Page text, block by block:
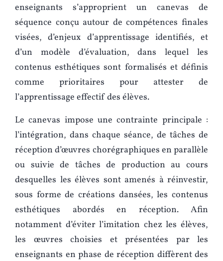
enseignants s’approprient un canevas de
séquence conçu autour de compétences finales
visées, d’enjeux d’apprentissage identifiés, et
d’un modèle d’évaluation, dans lequel les
contenus esthétiques sont formalisés et définis
comme prioritaires pour attester de
l’apprentissage effectif des élèves.
Le canevas impose une contrainte principale :
l’intégration, dans chaque séance, de tâches de
réception d’œuvres chorégraphiques en parallèle
ou suivie de tâches de production au cours
desquelles les élèves sont amenés à réinvestir,
sous forme de créations dansées, les contenus
esthétiques abordés en réception. Afin
notamment d’éviter l’imitation chez les élèves,
les œuvres choisies et présentées par les
enseignants en phase de réception diffèrent des